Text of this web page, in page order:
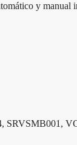
y
SRVSMB001,